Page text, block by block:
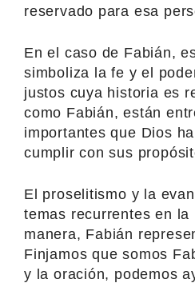
reservado para esa
En el caso de Fabián,
simboliza la fe y el
justos cuya historia es
como Fabián, están
importantes que Dios
cumplir con sus
El proselitismo y la
temas recurrentes en la
manera, Fabián
Finjamos que somos
y la oración, podemos